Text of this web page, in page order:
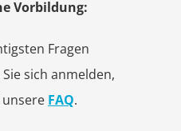
Vorbildung:
Fragen
sich anmelden,
unsere FAQ.